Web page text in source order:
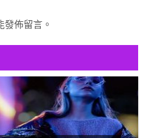
發佈留言。